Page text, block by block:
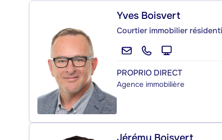
Yves Boisvert
Courtier immobilier
PROPRIO DIRECT
Agence immobilière